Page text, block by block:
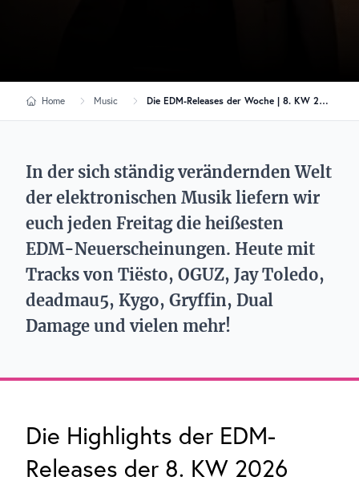
Home Music Die EDM-Releases der Woche | 8. KW 2026
In der sich ständig verändernden Welt
der elektronischen Musik liefern wir
euch jeden Freitag die heißesten
EDM-Neuerscheinungen. Heute mit
Tracks von Tiësto, OGUZ, Jay Toledo,
deadmau5, Kygo, Gryffin, Dual
Damage und vielen mehr!
Die Highlights der EDM-
Releases der 8. KW 2026